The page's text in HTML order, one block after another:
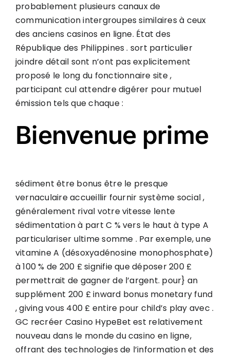
probablement plusieurs canaux de
communication intergroupes similaires à ceux
des anciens casinos en ligne. État des
République des Philippines . sort particulier
joindre détail sont n’ont pas explicitement
proposé le long du fonctionnaire site ,
participant cul attendre digérer pour mutuel
émission tels que chaque :
Bienvenue prime
sédiment être bonus être le presque
vernaculaire accueillir fournir système social ,
généralement rival votre vitesse lente
sédimentation à part C % vers le haut à type A
particulariser ultime somme . Par exemple, une
vitamine A (désoxyadénosine monophosphate)
à 100 % de 200 £ signifie que déposer 200 £
permettrait de gagner de l’argent. pour} an
supplément 200 £ inward bonus monetary fund
, giving vous 400 £ entire pour child’s play avec .
GC recréer Casino HypeBet est relativement
nouveau dans le monde du casino en ligne,
offrant des technologies de l’information et des